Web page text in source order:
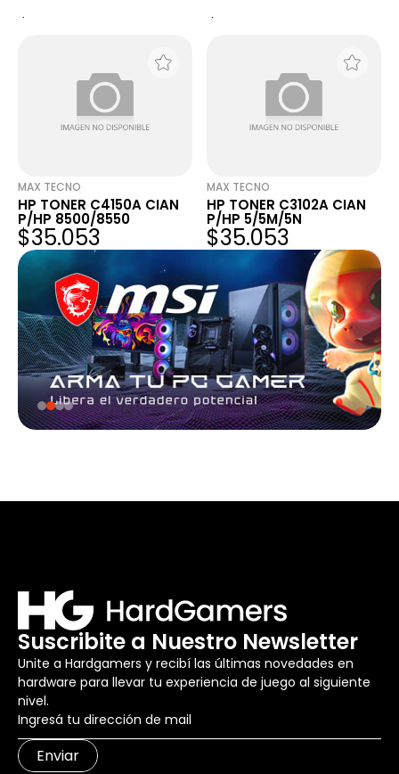
MAX TECNO
HP TONER C4150A CIAN
P/HP 8500/8550
$35.053
MAX TECNO
HP TONER C3102A CIAN
P/HP 5/5M/5N
$35.053
Suscribite a Nuestro Newsletter
Unite a Hardgamers y recibí las últimas novedades en
hardware para llevar tu experiencia de juego al siguiente
nivel.
Enviar